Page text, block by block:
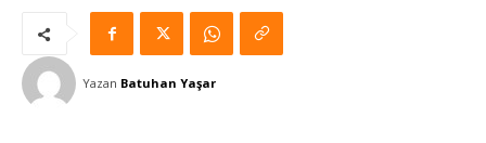
Yazan Batuhan Yaşar